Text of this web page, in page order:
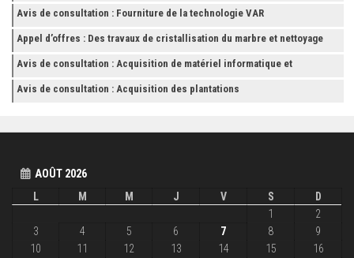
et finition de RAYONNAGES pour la Fédération Tunisienne de Football
Avis de consultation : Fourniture de la technologie VAR
Appel d’offres : Des travaux de cristallisation du marbre et nettoyage
des grès
Avis de consultation : Acquisition de matériel informatique et
Accessoires
Avis de consultation : Acquisition des plantations
AOÛT 2026
L
M M J V S D
1
2
3
4 5 6 7 8
9
10
11 12 13 14 15
16